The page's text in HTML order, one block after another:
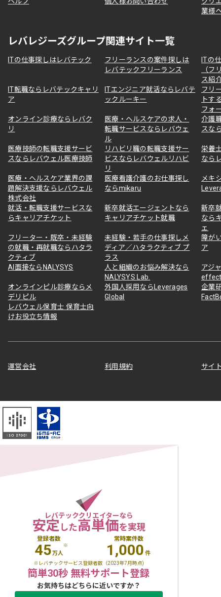
業様
レバレジーズグループ関連サイト一覧
ITの仕事探しはレバテック
フリーランスの案件探しは
レバテックフリーランス
ITの
（フ
ス紹
IT転職ならレバテックキャリ
ア
ITエンジニア就活ならレバテ
ックルーキー
フリ
トす
フォ
オンライン診療ならレバク
リ
医療・ヘルスケアの求人・
転職サービスならレバウェ
ル
介護
スな
医療技師の転職支援サービ
スならレバウェル医療技師
リハビリ職の転職支援サー
ビスならレバウェルリハビ
リ
栄養
なら
医療・ヘルスケア業界の課
題解決支援ならレバウェル
株式会社
医療看護介護のお仕事探し
ならmikaru
メキ
就活・転職支援サービスな
らキャリアチケット
新卒就活エージェントなら
キャリアチケット就職
新卒
なら
ェ
フリーター・既卒・未経験
の就職・再就職ならハタラ
クティブ
未経験・若手の仕事探しメ
ディア／ハタラクティブ プ
ラス
障が
ア
AI面接ならNALYSYS
人と組織のお悩み解決なら
NALYSYS Lab.
アジ
オンラインピル診療ならメ
デリピル
外国人採用ならLeverages
Global
企業
レバウェル保育士 保育士向
けお役立ち情報
運営会社 利用規約 サイ
レバテッククリエイターなら
安定した高単価を実現
登録者数
45万人
※
常時案件数
1,000 件
※レバテックサービス登録者数（2023年7月時点)
簡単30秒 無料サポート登録
お気持ちはどちらに近いですか？